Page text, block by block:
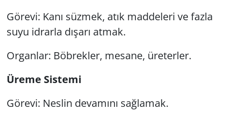
Görevi: Kanı süzmek, atık maddeleri ve fazla
suyu idrarla dışarı atmak.
Organlar: Böbrekler, mesane, üreterler.
Üreme Sistemi
Görevi: Neslin devamını sağlamak.